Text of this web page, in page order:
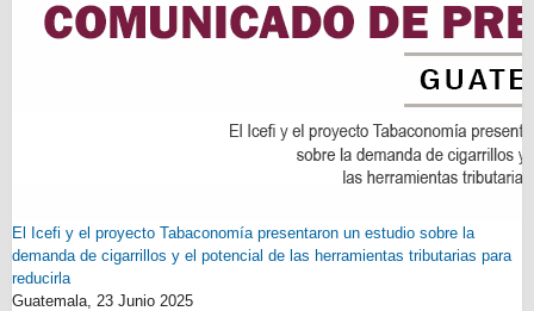
El Icefi y el proyecto Tabaconomía presentaron un estudio sobre la
demanda de cigarrillos y el potencial de las herramientas tributarias para
reducirla
Guatemala, 23 Junio 2025